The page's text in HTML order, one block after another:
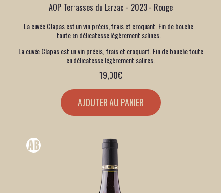
AOP Terrasses du Larzac - 2023 - Rouge
La cuvée Clapas est un vin précis, frais et croquant. Fin de bouche
toute en délicatesse légèrement salines.
La cuvée Clapas est un vin précis, frais et croquant. Fin de bouche toute
en délicatesse légèrement salines.
19,00€
AJOUTER AU PANIER